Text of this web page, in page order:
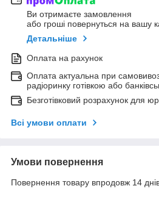
Ви отримаєте замовлення
або гроші повернуться на вашу
Детальніше
Оплата на рахунок
Оплата актуальна при
радіоринку готівкою або
Безготівковий розрахунок для
Всі умови оплати
Умови повернення
Повернення товару впродовж 14